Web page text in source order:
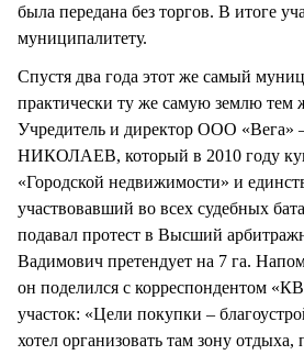
была передана без торгов. В итоге
муниципалитету.
Спустя два года этот же самый
практически ту же самую землю тем
Учредитель и директор ООО
НИКОЛАЕВ, который в 2010 году
«Городской недвижимости» и
участвовавший во всех судебных
подавал протест в Высший
Вадимович претендует на 7 га.
он поделился с корреспондентом
участок: «Цели покупки –
хотел организовать там зону отдыха,